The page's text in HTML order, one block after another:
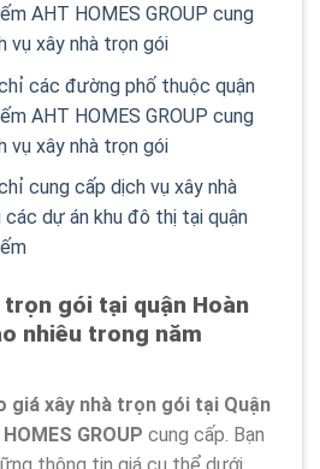
AHT HOMES GROUP cung
vụ xây nhà trọn gói
các đường phố thuộc quận
AHT HOMES GROUP cung
vụ xây nhà trọn gói
cung cấp dịch vụ xây nhà
các dự án khu đô thị tại quận
trọn gói tại quận Hoàn
nhiêu trong năm
giá xây nhà trọn gói tại Quận
GROUP cung cấp. Bạn